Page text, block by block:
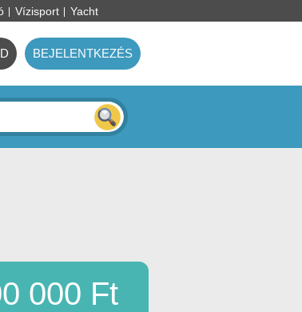
Vízisport Yacht
BEJELENTKEZÉS
000 Ft